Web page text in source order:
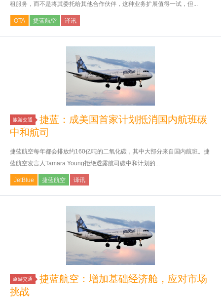
租服务，而不是将其委托给其他合作伙伴，这种业务扩展值得一试，但...
OTA 捷蓝航空 译讯
旅游交通
捷蓝：成美国首家计划抵消国内航班碳
中和航司
捷蓝航空每年都会排放约160亿吨的二氧化碳，其中大部分来自国内航班。捷
蓝航空发言人Tamara Young拒绝透露航司碳中和计划的...
JetBlue 捷蓝航空 译讯
旅游交通
捷蓝航空：增加基础经济舱，应对市场
挑战